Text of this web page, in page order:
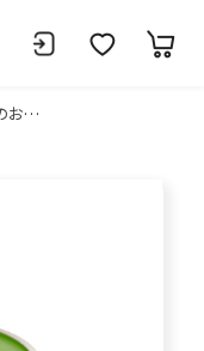
夏季休業期間のお知らせ